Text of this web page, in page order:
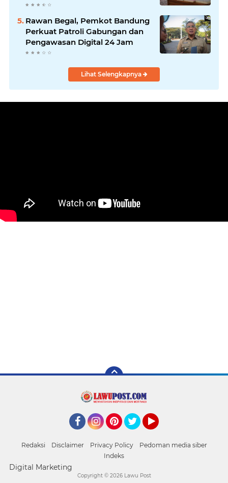
Rawan Begal, Pemkot Bandung
Perkuat Patroli Gabungan dan
Pengawasan Digital 24 Jam
Lihat Selengkapnya
Redaksi Disclaimer Privacy Policy
Pedoman media siber
Indeks
Digital Marketing
Copyright © 2026 Lawu Post